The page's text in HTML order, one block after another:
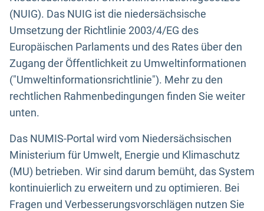
(NUIG). Das NUIG ist die niedersächsische
Umsetzung der Richtlinie 2003/4/EG des
Europäischen Parlaments und des Rates über den
Zugang der Öffentlichkeit zu Umweltinformationen
("Umweltinformationsrichtlinie"). Mehr zu den
rechtlichen Rahmenbedingungen finden Sie weiter
unten.
Das NUMIS-Portal wird vom Niedersächsischen
Ministerium für Umwelt, Energie und Klimaschutz
(MU) betrieben. Wir sind darum bemüht, das System
kontinuierlich zu erweitern und zu optimieren. Bei
Fragen und Verbesserungsvorschlägen nutzen Sie